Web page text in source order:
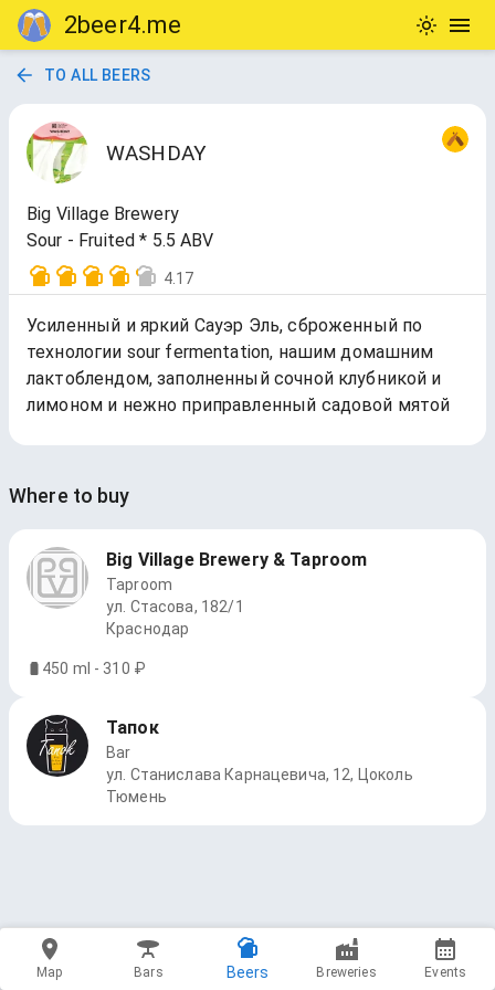
2beer4.me
TO ALL BEERS
WASHDAY
Big Village Brewery
Sour - Fruited * 5.5 ABV
4.17
Усиленный и яркий Сауэр Эль, сброженный по
технологии sour fermentation, нашим домашним
лактоблендом, заполненный сочной клубникой и
лимоном и нежно приправленный садовой мятой
Where to buy
Big Village Brewery & Taproom
Taproom
ул. Стасова, 182/1
Краснодар
450 ml - 310 ₽
Тапок
Bar
ул. Станислава Карнацевича, 12, Цоколь
Тюмень
Map Bars Beers Breweries Events